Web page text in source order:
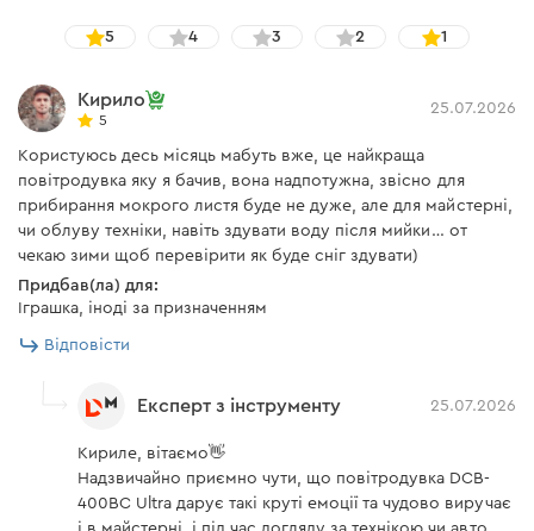
Акумуляторна Li-Ion батарея BP-440 ємністю 4 А·год
забезпечує стабільне живлення інструмента, що
працює від 40 В, навіть під час складних і тривалих
завдань. Велика ємність дає змогу працювати без
ефективність інструмента протягом усього робочого
часу. Підходить для професійного застосування.
Акумуляторна батарея Dnipro-M BP-
420
забезпечує стабільну роботу інструмента, що працює
від 40 В. Компактна та легка конструкція робить її
зручною для швидкої заміни й використання,
Підтримка швидкої
зарядки
підтримує
Допустима температура
для заряджання АКБ
Кількість елементів 10
Індикація помилок немає
Індикатор заряду батареї є
Захист від перегріву
Захист від перерозряду
замикання
Захист від перезаряду
0,7 кг
5 4 3 2 1
Кирило
5
25.07.2026
Користуюсь десь місяць мабуть вже, це найкраща
повітродувка яку я бачив, вона надпотужна, звісно для
прибирання мокрого листя буде не дуже, але для майстерні,
чи облуву техніки, навіть здувати воду після мийки… от
чекаю зими щоб перевірити як буде сніг здувати)
Придбав(ла) для:
Іграшка, іноді за призначенням
Відповісти
Експерт з інструменту 25.07.2026
Кириле, вітаємо👋
Надзвичайно приємно чути, що повітродувка DCB-
400BC Ultra дарує такі круті емоції та чудово виручає